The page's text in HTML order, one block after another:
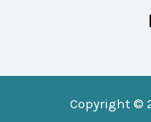
Copyright ©